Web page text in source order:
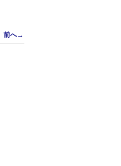
前へ→